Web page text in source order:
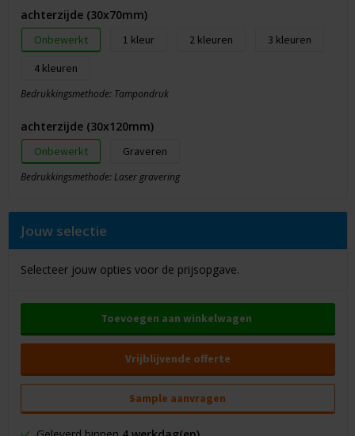
achterzijde (30x70mm)
Onbewerkt 1 2
3
4
Bedrukkingsmethode: Tampondruk
achterzijde (30x120mm)
Onbewerkt Graveren
Bedrukkingsmethode: Laser gravering
Jouw selectie
Selecteer jouw opties voor de prijsopgave.
Toevoegen aan winkelwagen
Vrijblijvende offerte
Sample aanvragen